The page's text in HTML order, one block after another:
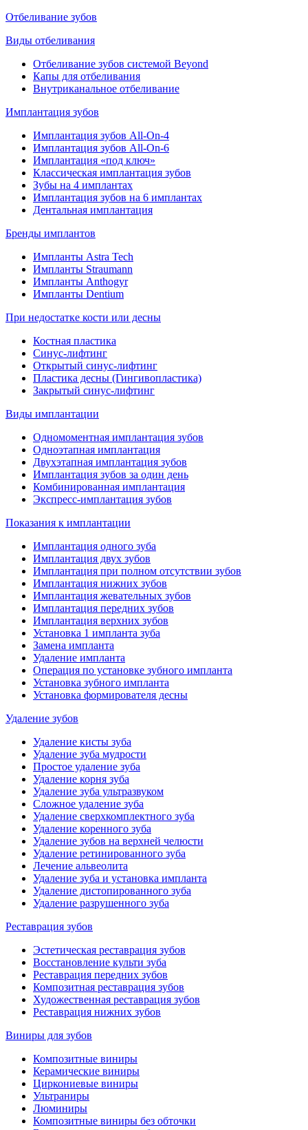
Отбеливание зубов
Виды отбеливания
Отбеливание зубов системой Beyond
Капы для отбеливания
Внутриканальное отбеливание
Имплантация зубов
Имплантация зубов All-On-4
Имплантация зубов All-On-6
Имплантация «под ключ»
Классическая имплантация зубов
Зубы на 4 имплантах
Имплантация зубов на 6 имплантах
Дентальная имплантация
Бренды имплантов
Импланты Astra Tech
Импланты Straumann
Импланты Anthogyr
Импланты Dentium
При недостатке кости или десны
Костная пластика
Синус-лифтинг
Открытый синус-лифтинг
Пластика десны (Гингивопластика)
Закрытый синус-лифтинг
Виды имплантации
Одномоментная имплантация зубов
Одноэтапная имплантация
Двухэтапная имплантация зубов
Имплантация зубов за один день
Комбинированная имплантация
Экспресс-имплантация зубов
Показания к имплантации
Имплантация одного зуба
Имплантация двух зубов
Имплантация при полном отсутствии зубов
Имплантация нижних зубов
Имплантация жевательных зубов
Имплантация передних зубов
Имплантация верхних зубов
Установка 1 импланта зуба
Замена импланта
Удаление импланта
Операция по установке зубного импланта
Установка зубного импланта
Установка формирователя десны
Удаление зубов
Удаление кисты зуба
Удаление зуба мудрости
Простое удаление зуба
Удаление корня зуба
Удаление зуба ультразвуком
Сложное удаление зуба
Удаление сверхкомплектного зуба
Удаление коренного зуба
Удаление зубов на верхней челюсти
Удаление ретинированного зуба
Лечение альвеолита
Удаление зуба и установка импланта
Удаление дистопированного зуба
Удаление разрушенного зуба
Реставрация зубов
Эстетическая реставрация зубов
Восстановление культи зуба
Реставрация передних зубов
Композитная реставрация зубов
Художественная реставрация зубов
Реставрация нижних зубов
Виниры для зубов
Композитные виниры
Керамические виниры
Циркониевые виниры
Ультраниры
Люминиры
Композитные виниры без обточки